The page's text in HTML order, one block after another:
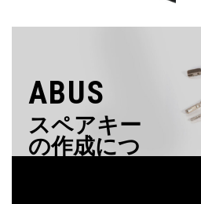
ABUS
スペアキー
の作成につ